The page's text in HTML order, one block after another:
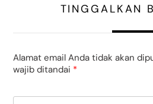
TINGGALKAN
Alamat email Anda tidak akan
wajib ditandai *